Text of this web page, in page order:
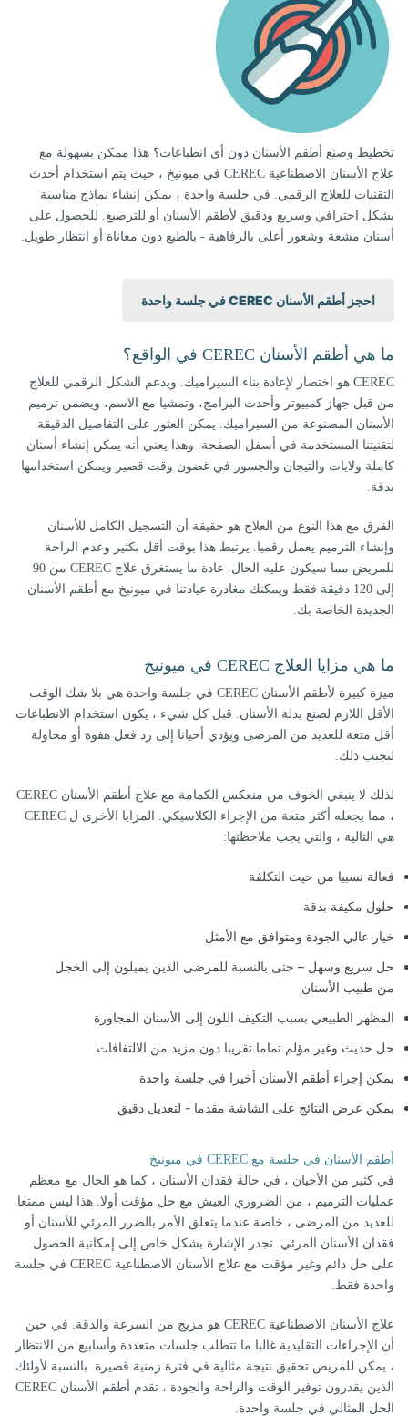
تخطيط وصنع أطقم الأسنان دون أي انطباعات؟ هذا ممكن بسهولة مع
علاج الأسنان الاصطناعية CEREC في ميونيخ ، حيث يتم استخدام أحدث
التقنيات للعلاج الرقمي. في جلسة واحدة ، يمكن إنشاء نماذج مناسبة
بشكل احترافي وسريع ودقيق لأطقم الأسنان أو للترصيع. للحصول على
أسنان مشعة وشعور أعلى بالرفاهية - بالطبع دون معاناة أو انتظار طويل.
احجز أطقم الأسنان CEREC في جلسة واحدة
ما هي أطقم الأسنان CEREC في الواقع؟
CEREC هو اختصار لإعادة بناء السيراميك. ويدعم الشكل الرقمي للعلاج
من قبل جهاز كمبيوتر وأحدث البرامج، وتمشيا مع الاسم، ويضمن ترميم
الأسنان المصنوعة من السيراميك. يمكن العثور على التفاصيل الدقيقة
لتقنيتنا المستخدمة في أسفل الصفحة. وهذا يعني أنه يمكن إنشاء أسنان
كاملة ولايات والتيجان والجسور في غضون وقت قصير ويمكن استخدامها
بدقة.
الفرق مع هذا النوع من العلاج هو حقيقة أن التسجيل الكامل للأسنان
وإنشاء الترميم يعمل رقميا. يرتبط هذا بوقت أقل بكثير وعدم الراحة
للمريض مما سيكون عليه الحال. عادة ما يستغرق علاج CEREC من 90
إلى 120 دقيقة فقط ويمكنك مغادرة عيادتنا في ميونيخ مع أطقم الأسنان
الجديدة الخاصة بك.
ما هي مزايا العلاج CEREC في ميونيخ
ميزة كبيرة لأطقم الأسنان CEREC في جلسة واحدة هي بلا شك الوقت
الأقل اللازم لصنع بدلة الأسنان. قبل كل شيء ، يكون استخدام الانطباعات
أقل متعة للعديد من المرضى ويؤدي أحيانا إلى رد فعل هفوة أو محاولة
لتجنب ذلك.
لذلك لا ينبغي الخوف من منعكس الكمامة مع علاج أطقم الأسنان CEREC
، مما يجعله أكثر متعة من الإجراء الكلاسيكي. المزايا الأخرى ل CEREC
هي التالية ، والتي يجب ملاحظتها:
فعالة نسبيا من حيث التكلفة
حلول مكيفة بدقة
خيار عالي الجودة ومتوافق مع الأمثل
حل سريع وسهل – حتى بالنسبة للمرضى الذين يميلون إلى الخجل
من طبيب الأسنان
المظهر الطبيعي بسبب التكيف اللون إلى الأسنان المجاورة
حل حديث وغير مؤلم تماما تقريبا دون مزيد من الالتفافات
يمكن إجراء أطقم الأسنان أخيرا في جلسة واحدة
يمكن عرض النتائج على الشاشة مقدما - لتعديل دقيق
أطقم الأسنان في جلسة مع CEREC في ميونيخ
في كثير من الأحيان ، في حالة فقدان الأسنان ، كما هو الحال مع معظم
عمليات الترميم ، من الضروري العيش مع حل مؤقت أولا. هذا ليس ممتعا
للعديد من المرضى ، خاصة عندما يتعلق الأمر بالضرر المرئي للأسنان أو
فقدان الأسنان المرئي. تجدر الإشارة بشكل خاص إلى إمكانية الحصول
على حل دائم وغير مؤقت مع علاج الأسنان الاصطناعية CEREC في جلسة
واحدة فقط.
علاج الأسنان الاصطناعية CEREC هو مزيج من السرعة والدقة. في حين
أن الإجراءات التقليدية غالبا ما تتطلب جلسات متعددة وأسابيع من الانتظار
، يمكن للمريض تحقيق نتيجة مثالية في فترة زمنية قصيرة. بالنسبة لأولئك
الذين يقدرون توفير الوقت والراحة والجودة ، تقدم أطقم الأسنان CEREC
الحل المثالي في جلسة واحدة.